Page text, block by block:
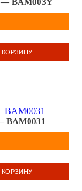
КОРЗИНУ
BAM0031
КОРЗИНУ